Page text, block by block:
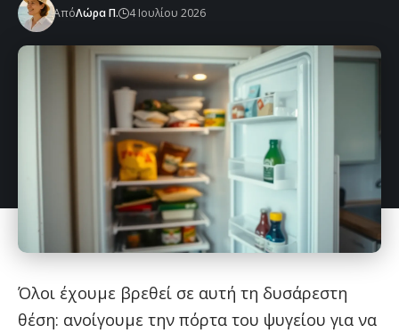
ΑπόΛώρα Π. 4 Ιουλίου 2026
Όλοι έχουμε βρεθεί σε αυτή τη δυσάρεστη
θέση: ανοίγουμε την πόρτα του ψυγείου για να